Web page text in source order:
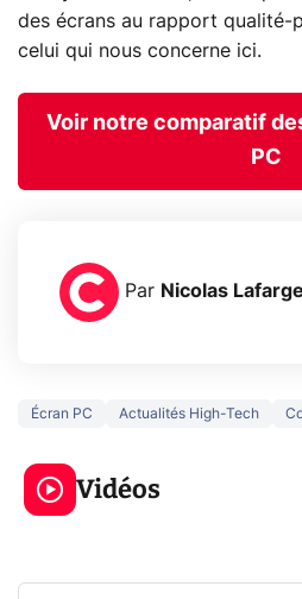
des écrans au rapport qualité-
celui qui nous concerne ici.
Voir notre comparatif
PC
Par Nicolas Lafarge
Écran PC Actualités High-Tech
Vidéos
5 générations de
jeux dans la
prochaine Xbox !